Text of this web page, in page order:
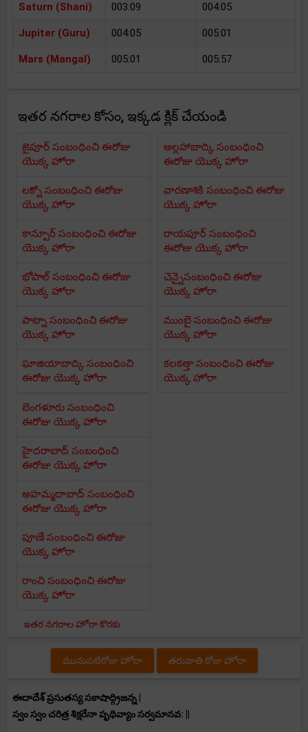
Saturn (Shani) 003:09 004:05
Jupiter (Guru) 004:05 005:01
Mars (Mangal) 005:01 005:57
ఇతర నగరాల కోసం, ఇక్కడ క్లిక్ చేయండి
జైపూర్ సంబంధించి ఈరోజు
యొక్క హోరా
లక్నో సంబంధించి ఈరోజు
యొక్క హోరా
కాన్పూర్ సంబంధించి ఈరోజు
యొక్క హోరా
భోపాల్ సంబంధించి ఈరోజు
యొక్క హోరా
పాట్నా సంబంధించి ఈరోజు
యొక్క హోరా
ఘాజియాబాద్కి సంబంధించి
ఈరోజు యొక్క హోరా
అల్లహాబాద్కి సంబంధించి
ఈరోజు యొక్క హోరా
వారణాశికి సంబంధించి ఈరోజు
యొక్క హోరా
రాయపూర్ సంబంధించి
ఈరోజు యొక్క హోరా
చెన్నైసంబంధించి ఈరోజు
యొక్క హోరా
ముంబై సంబంధించి ఈరోజు
యొక్క హోరా
కలకత్తా సంబంధించి ఈరోజు
యొక్క హోరా
బెంగళూరు సంబంధించి
ఈరోజు యొక్క హోరా
హైదరాబాద్ సంబంధించి
ఈరోజు యొక్క హోరా
అహమ్మదాబాద్ సంబంధించి
ఈరోజు యొక్క హోరా
పూణే సంబంధించి ఈరోజు
యొక్క హోరా
రాంచి సంబంధించి ఈరోజు
యొక్క హోరా
ఇతర నగరాల హోరా కొరకు
మునుపటిరోజు హోరా తరువాతి రోజు హోరా
ఈదాదేశ్ ప్రసుతస్య సకాషాద్గ్రిజన్న |
స్వం స్వం చరిత్ర శిక్షరేనా పృథివ్యాం సర్వమానవ: ||